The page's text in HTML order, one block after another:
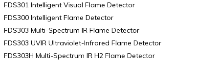
FDS301 Intelligent Visual Flame Detector
FDS300 Intelligent Flame Detector
FDS303 Multi-Spectrum IR Flame Detector
FDS303 UVIR Ultraviolet-Infrared Flame Detector
FDS303H Multi-Spectrum IR H2 Flame Detector